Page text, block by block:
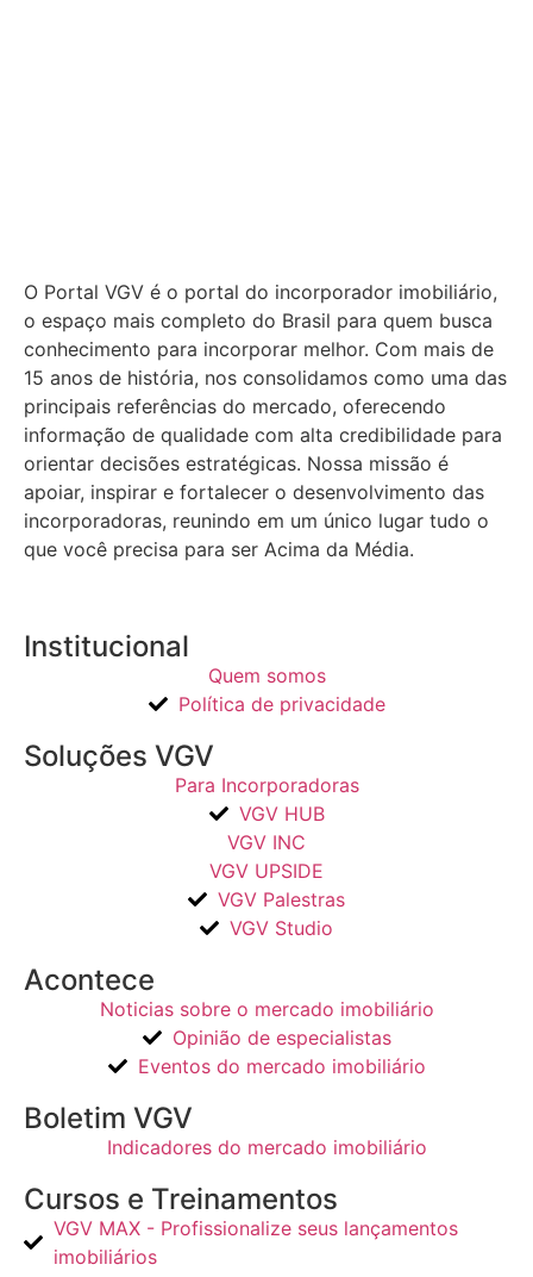
O Portal VGV é o portal do incorporador imobiliário,
o espaço mais completo do Brasil para quem busca
conhecimento para incorporar melhor. Com mais de
15 anos de história, nos consolidamos como uma das
principais referências do mercado, oferecendo
informação de qualidade com alta credibilidade para
orientar decisões estratégicas. Nossa missão é
apoiar, inspirar e fortalecer o desenvolvimento das
incorporadoras, reunindo em um único lugar tudo o
que você precisa para ser Acima da Média.
Institucional
Quem somos
Política de privacidade
Soluções VGV
Para Incorporadoras
VGV HUB
VGV INC
VGV UPSIDE
VGV Palestras
VGV Studio
Acontece
Noticias sobre o mercado imobiliário
Opinião de especialistas
Eventos do mercado imobiliário
Boletim VGV
Indicadores do mercado imobiliário
Cursos e Treinamentos
VGV MAX - Profissionalize seus lançamentos
imobiliários